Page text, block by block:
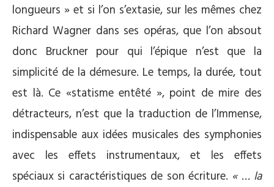
longueurs » et si l’on s’extasie, sur les mêmes chez
Richard Wagner dans ses opéras, que l’on absout
donc Bruckner pour qui l’épique n’est que la
simplicité de la démesure. Le temps, la durée, tout
est là. Ce «statisme entêté », point de mire des
détracteurs, n’est que la traduction de l’Immense,
indispensable aux idées musicales des symphonies
avec les effets instrumentaux, et les effets
spéciaux si caractéristiques de son écriture. « … la